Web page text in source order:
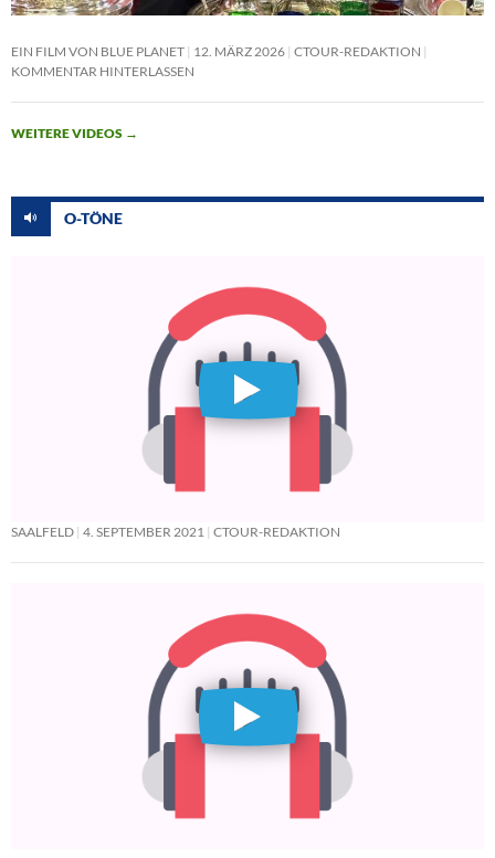
EIN FILM VON BLUE PLANET 12. MÄRZ 2026 CTOUR-REDAKTION
KOMMENTAR HINTERLASSEN
WEITERE VIDEOS →
O-TÖNE
SAALFELD 4. SEPTEMBER 2021 CTOUR-REDAKTION